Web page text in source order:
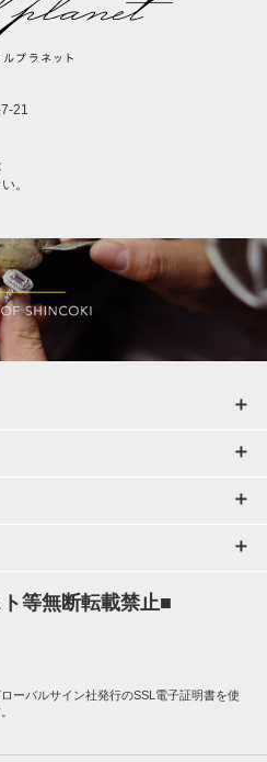
21
。
等無断転載禁止■
ーバルサイン社発行のSSL電子証明書を使